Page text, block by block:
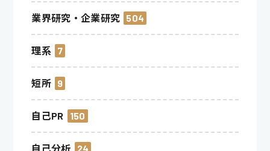
業界研究・企業研究 504
理系 7
短所 9
自己PR 150
自己分析 24